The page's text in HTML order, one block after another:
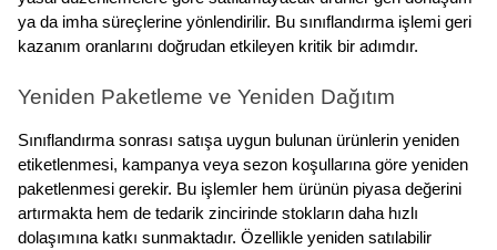
ya da imha süreçlerine yönlendirilir. Bu sınıflandırma işlemi geri
kazanım oranlarını doğrudan etkileyen kritik bir adımdır.
Yeniden Paketleme ve Yeniden Dağıtım
Sınıflandırma sonrası satışa uygun bulunan ürünlerin yeniden
etiketlenmesi, kampanya veya sezon koşullarına göre yeniden
paketlenmesi gerekir. Bu işlemler hem ürünün piyasa değerini
artırmakta hem de tedarik zincirinde stokların daha hızlı
dolaşımına katkı sunmaktadır. Özellikle yeniden satılabilir